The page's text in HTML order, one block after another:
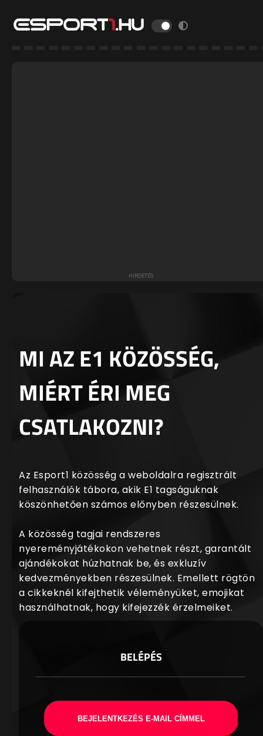
MI AZ E1 KÖZÖSSÉG,
MIÉRT ÉRI MEG
CSATLAKOZNI?
Az Esport1 közösség a weboldalra regisztrált
felhasználók tábora, akik E1 tagságuknak
köszönhetően számos előnyben részesülnek.
A közösség tagjai rendszeres
nyereményjátékokon vehetnek részt, garantált
ajándékokat húzhatnak be, és exkluzív
kedvezményekben részesülnek. Emellett rögtön
a cikkeknél kifejthetik véleményüket, emojikat
használhatnak, hogy kifejezzék érzelmeiket.
BELÉPÉS
BEJELENTKEZÉS E-MAIL CÍMMEL